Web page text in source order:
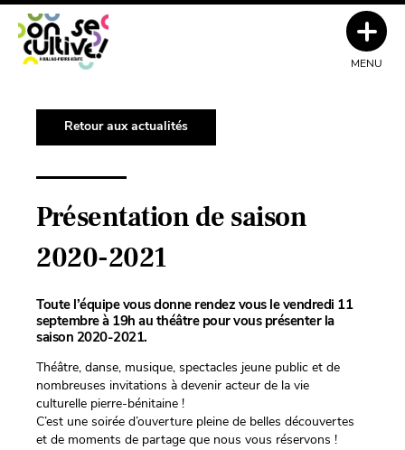
Retour aux actualités
Présentation de saison
2020-2021
Toute l’équipe vous donne rendez vous le vendredi 11
septembre à 19h au théâtre pour vous présenter la
saison 2020-2021.
Théâtre, danse, musique, spectacles jeune public et de
nombreuses invitations à devenir acteur de la vie
culturelle pierre-bénitaine !
C’est une soirée d’ouverture pleine de belles découvertes
et de moments de partage que nous vous réservons !
MENU